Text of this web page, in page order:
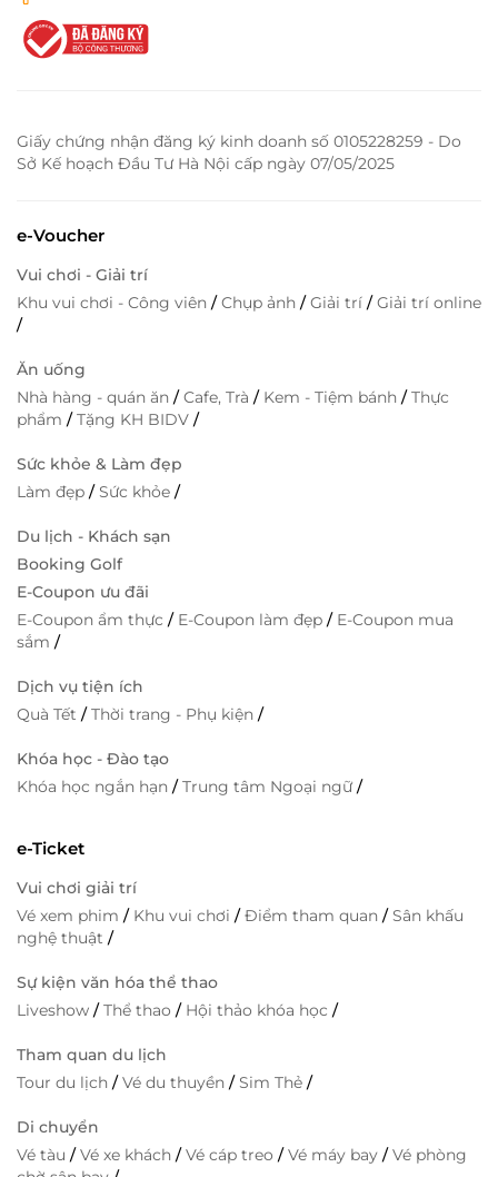
Giấy chứng nhận đăng ký kinh doanh số 0105228259 - Do
Sở Kế hoạch Đầu Tư Hà Nội cấp ngày 07/05/2025
e-Voucher
Vui chơi - Giải trí
Khu vui chơi - Công viên /Chụp ảnh /Giải trí /Giải trí online
/
Ăn uống
Nhà hàng - quán ăn /Cafe, Trà / Kem - Tiệm bánh /Thực
phẩm /Tặng KH BIDV /
Sức khỏe & Làm đẹp
Làm đẹp /Sức khỏe /
Du lịch - Khách sạn
Booking Golf
E-Coupon ưu đãi
E-Coupon ẩm thực / E-Coupon làm đẹp / E-Coupon mua
sắm /
Dịch vụ tiện ích
Quà Tết /Thời trang - Phụ kiện /
Khóa học - Đào tạo
Khóa học ngắn hạn /Trung tâm Ngoại ngữ/
e-Ticket
Vui chơi giải trí
Vé xem phim / Khu vui chơi /Điểm tham quan /Sân khấu
nghệ thuật /
Sự kiện văn hóa thể thao
Liveshow /Thể thao / Hội thảo khóa học /
Tham quan du lịch
Tour du lịch /Vé du thuyền /Sim Thẻ /
Di chuyển
Vé tàu /Vé xe khách /Vé cáp treo /Vé máy bay /Vé phòng